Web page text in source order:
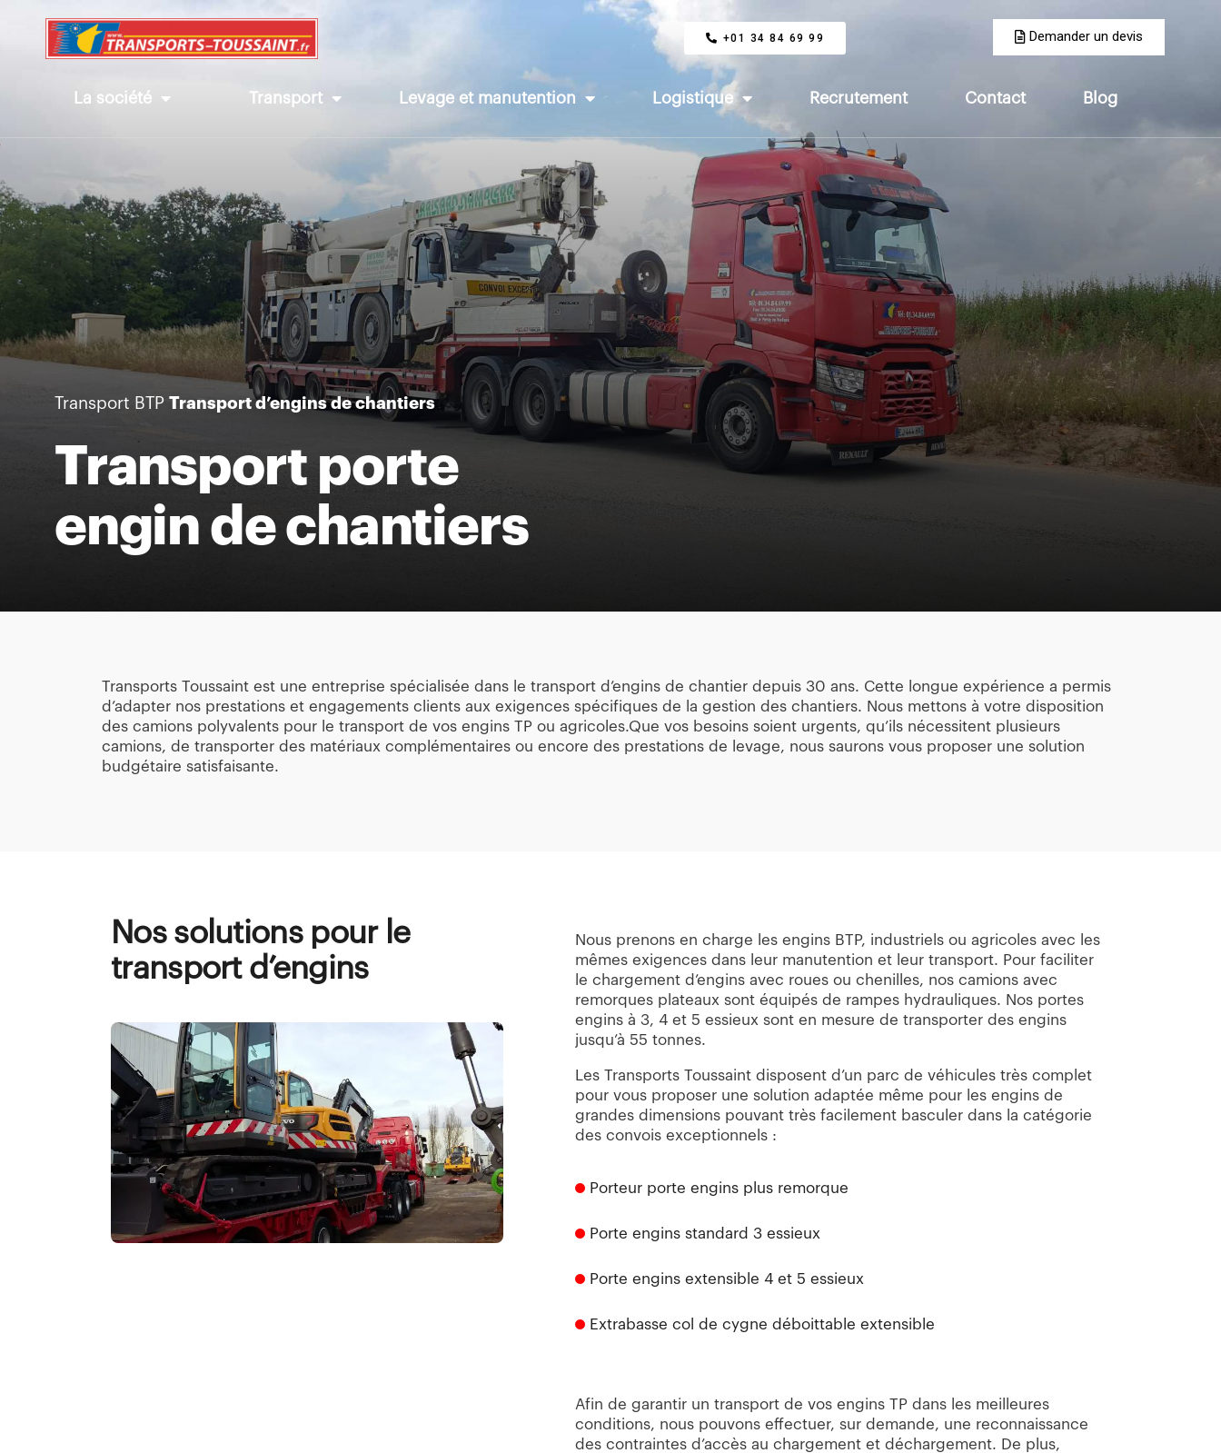
+01 34 84 69 99 Demander un devis
La société Transport Levage et manutention Logistique Recrutement Contact Blog
Transport BTP Transport d’engins de chantiers
Transport porte
engin de chantiers
Transports Toussaint est une entreprise spécialisée dans le transport d’engins de chantier depuis 30 ans. Cette longue expérience a permis
d’adapter nos prestations et engagements clients aux exigences spécifiques de la gestion des chantiers. Nous mettons à votre disposition
des camions polyvalents pour le transport de vos engins TP ou agricoles.Que vos besoins soient urgents, qu’ils nécessitent plusieurs
camions, de transporter des matériaux complémentaires ou encore des prestations de levage, nous saurons vous proposer une solution
budgétaire satisfaisante.
Nos solutions pour le
transport d’engins
Nous prenons en charge les engins BTP, industriels ou agricoles avec les
mêmes exigences dans leur manutention et leur transport. Pour faciliter
le chargement d’engins avec roues ou chenilles, nos camions avec
remorques plateaux sont équipés de rampes hydrauliques. Nos portes
engins à 3, 4 et 5 essieux sont en mesure de transporter des engins
jusqu’à 55 tonnes.
Les Transports Toussaint disposent d’un parc de véhicules très complet
pour vous proposer une solution adaptée même pour les engins de
grandes dimensions pouvant très facilement basculer dans la catégorie
des convois exceptionnels :
Porteur porte engins plus remorque
Porte engins standard 3 essieux
Porte engins extensible 4 et 5 essieux
Extrabasse col de cygne déboittable extensible
Afin de garantir un transport de vos engins TP dans les meilleures
conditions, nous pouvons effectuer, sur demande, une reconnaissance
des contraintes d’accès au chargement et déchargement. De plus,